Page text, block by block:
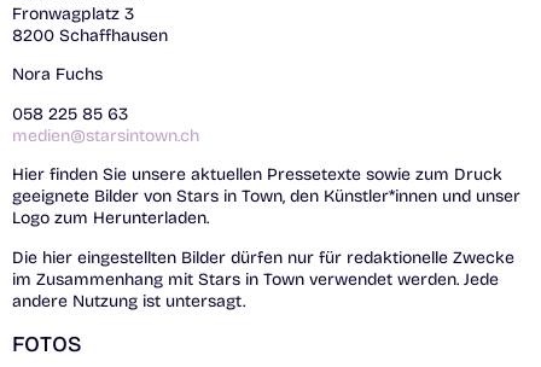
Fronwagplatz 3
8200 Schaffhausen
Nora Fuchs
058 225 85 63
medien@starsintown.ch
Hier finden Sie unsere aktuellen Pressetexte sowie zum Druck
geeignete Bilder von Stars in Town, den Künstler*innen und unser
Logo zum Herunterladen.
Die hier eingestellten Bilder dürfen nur für redaktionelle Zwecke
im Zusammenhang mit Stars in Town verwendet werden. Jede
andere Nutzung ist untersagt.
FOTOS